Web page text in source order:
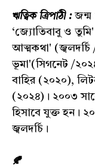
ঋত্বিক ত্রিপাঠী :জন্ম
‘জ্যোতিবাবু ও
আত্মকথা'
ভূমা'(সিগনেট /
বাহির (২০২০),
(২০২৪)। ২০০৩
হিসাবে যুক্ত হন।
জ্বলদর্চি।
🍂